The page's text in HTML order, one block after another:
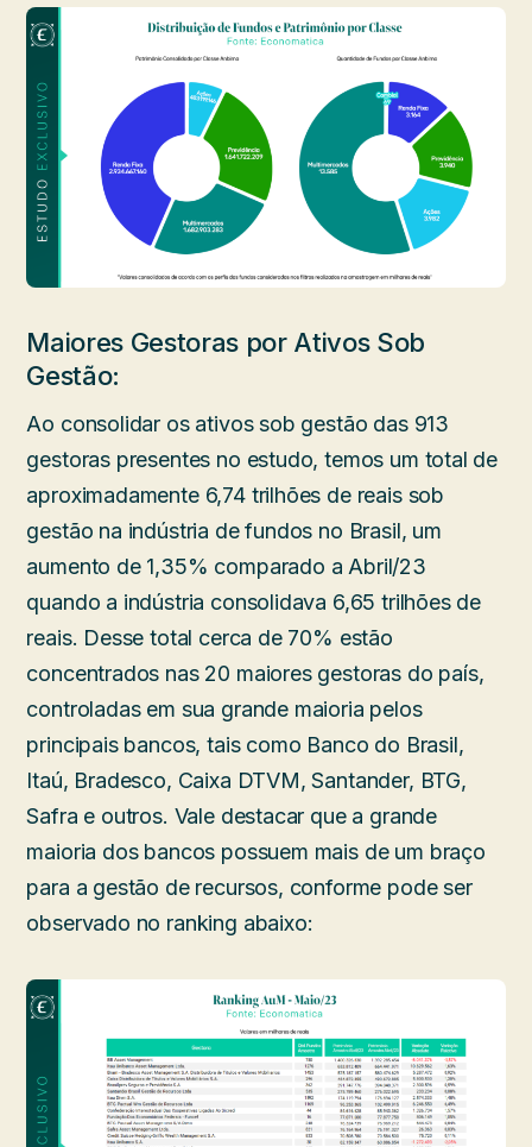
Maiores Gestoras por Ativos Sob
Gestão:
Ao consolidar os ativos sob gestão das 913
gestoras presentes no estudo, temos um total de
aproximadamente 6,74 trilhões de reais sob
gestão na indústria de fundos no Brasil, um
aumento de 1,35% comparado a Abril/23
quando a indústria consolidava 6,65 trilhões de
reais. Desse total cerca de 70% estão
concentrados nas 20 maiores gestoras do país,
controladas em sua grande maioria pelos
principais bancos, tais como Banco do Brasil,
Itaú, Bradesco, Caixa DTVM, Santander, BTG,
Safra e outros. Vale destacar que a grande
maioria dos bancos possuem mais de um braço
para a gestão de recursos, conforme pode ser
observado no ranking abaixo: